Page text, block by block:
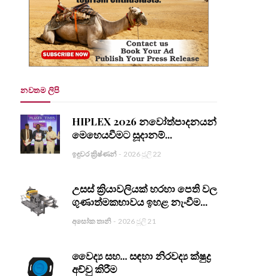
නවතම ලිපි
HIPLEX 2026 නවෝත්පාදනයන්
මෙහෙයවීමට සූදානම්...
ඉඳුවර ක්‍රිෂ්ණන් - 2026 ජූලි 22
උසස් ක්‍රියාවලියක් හරහා පෙති වල
ගුණාත්මකභාවය ඉහළ නැංවීම...
අසෝක තානි - 2026 ජූලි 21
වෛද්‍ය සහ... සඳහා නිරවද්‍ය ක්ෂුද්‍ර
අච්චු කිරීම